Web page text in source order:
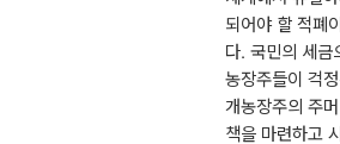
되어야 할 적폐
다.국민의 세금
농장주들이 걱
개농장주의 주
책을 마련하고